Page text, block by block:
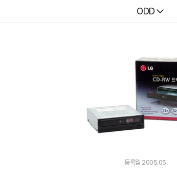
다나와
ODD
등록월 2005.05.